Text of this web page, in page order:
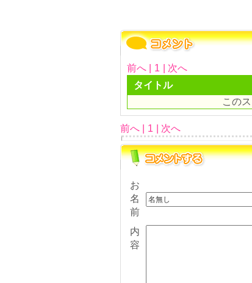
前へ | 1
| 次へ
タイトル
この
前へ | 1 | 次へ
お
名
前
内
容